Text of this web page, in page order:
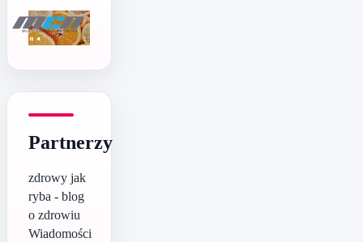
Partnerzy
zdrowy jak
ryba - blog
o zdrowiu
Wiadomości